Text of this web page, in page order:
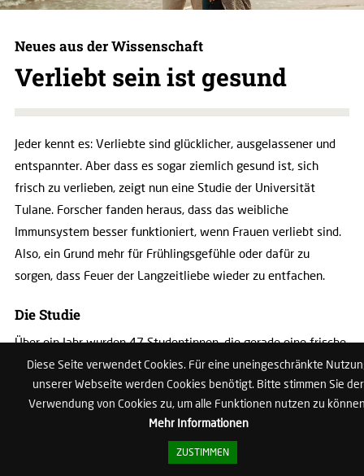
Diese Seite verwendet Cookies. Für eine uneingeschränkte
unserer Webseite werden Cookies benötigt. Bitte stimmen Sie der
Verwendung von Cookies zu, um alle Funktionen nutzen zu
Mehr Informationen
ZUSTIMMEN
Neues aus der Wissenschaft
Verliebt sein ist gesund
Jeder kennt es: Verliebte sind glücklicher, ausgelassener und
entspannter. Aber dass es sogar ziemlich gesund ist, sich
frisch zu verlieben, zeigt nun eine Studie der Universität
Tulane. Forscher fanden heraus, dass das weibliche
Immunsystem besser funktioniert, wenn Frauen verliebt sind.
Also, ein Grund mehr für Frühlingsgefühle oder dafür zu
sorgen, dass Feuer der Langzeitliebe wieder zu entfachen.
Die Studie
Über ein Jahr wurden 47 Studentinnen, die gerade eine frische
Beziehung begonnen hatten, beobachtet. Es wurden dabei
Teilnehmerinnen begleitet, die angaben, sich noch nicht
hundertprozentig in den neuen Partner verliebt zu haben, aber
quasi auf dem besten Weg dorthin waren. Im Rahmen der
Untersuchung wurde den Probandinnen immer wieder Blut